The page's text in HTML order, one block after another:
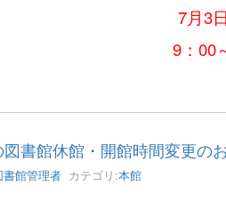
7月3
9：00
書館休館・開館時間変更の
書館管理者カテゴリ:本館